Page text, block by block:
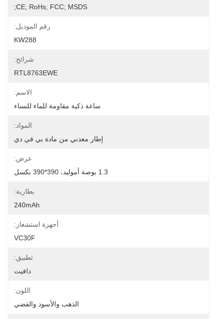
CE; RoHs; FCC; MSDS;
رقم الموديل:
KW288
شرائح:
RTL8763EWE
الاسم:
ساعة ذكية مقاومة للماء للنساء
المواد:
إطار معدني من مادة بي في دي
عرض:
1.3 بوصة أموليد، 390*390 بكسل
بطارية:
240mAh
أجهزة استشعار:
VC30F
تطبيق:
دافيت
اللون:
الذهب والأسود والفضي